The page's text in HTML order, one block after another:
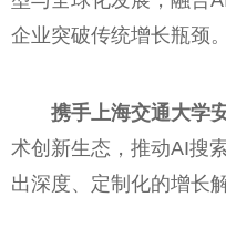
企业突破传统增长瓶颈。
携手上海交通大学
术创新生态，推动AI搜
出深度、定制化的增长